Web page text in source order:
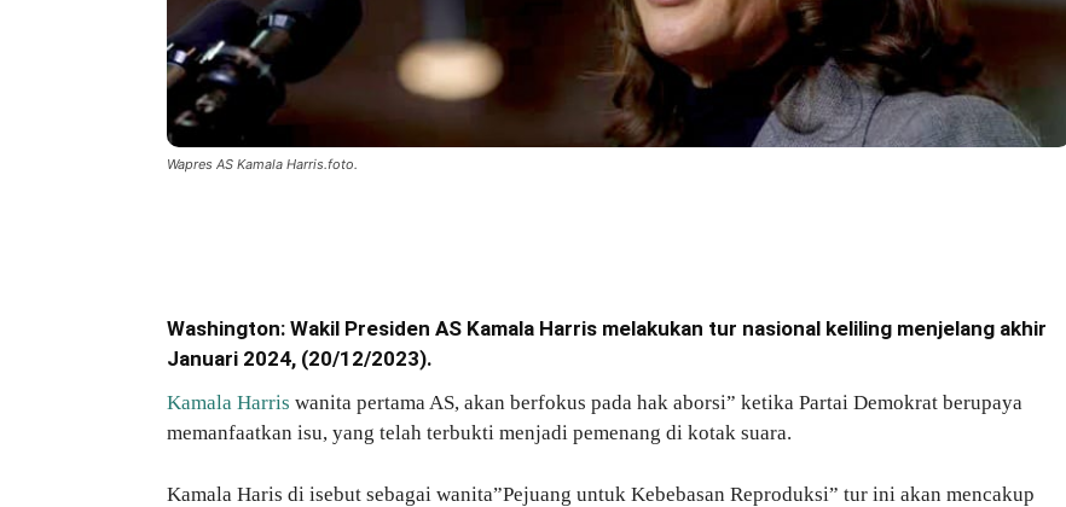
Wapres AS Kamala Harris.foto.
Washington: Wakil Presiden AS Kamala Harris melakukan tur nasional keliling menjelang akhir
Januari 2024, (20/12/2023).
Kamala Harris wanita pertama AS, akan berfokus pada hak aborsi” ketika Partai Demokrat berupaya
memanfaatkan isu, yang telah terbukti menjadi pemenang di kotak suara.
Kamala Haris di isebut sebagai wanita”Pejuang untuk Kebebasan Reproduksi” tur ini akan mencakup